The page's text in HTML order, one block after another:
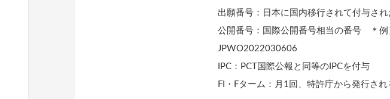
出願番号：日本に国内移行されて付与さ
公開番号：国際公開番号相当の番号 ＊
JPWO2022030606
IPC：PCT国際公報と同等のIPCを付与
FI・Fターム：月1回、特許庁から発行さ